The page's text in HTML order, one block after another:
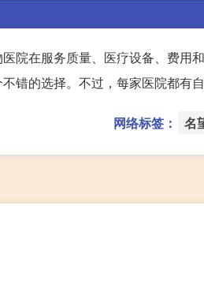
院在服务质量、医疗设备、费用
错的选择。不过，每家医院都有
网络标签： 名